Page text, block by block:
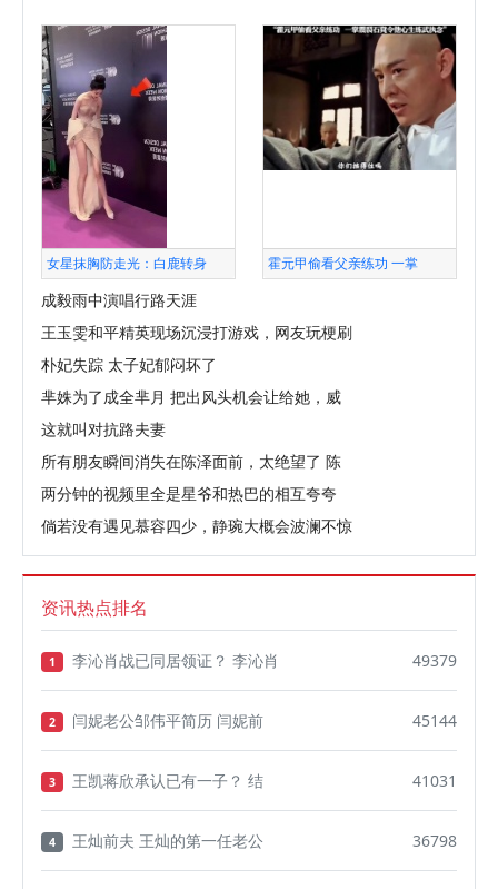
女星抹胸防走光：白鹿转身 霍元甲偷看父亲练功 一掌
成毅雨中演唱行路天涯
王玉雯和平精英现场沉浸打游戏，网友玩梗刷
朴妃失踪 太子妃郁闷坏了
芈姝为了成全芈月 把出风头机会让给她，威
这就叫对抗路夫妻
所有朋友瞬间消失在陈泽面前，太绝望了 陈
两分钟的视频里全是星爷和热巴的相互夸夸
倘若没有遇见慕容四少，静琬大概会波澜不惊
资讯热点排名
1 李沁肖战已同居领证？ 李沁肖 49379
2 闫妮老公邹伟平简历 闫妮前 45144
3 王凯蒋欣承认已有一子？ 结 41031
4 王灿前夫 王灿的第一任老公 36798